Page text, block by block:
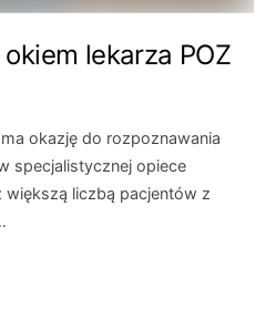
lekarza POZ
okazję do rozpoznawania
specjalistycznej opiece
liczbą pacjentów z